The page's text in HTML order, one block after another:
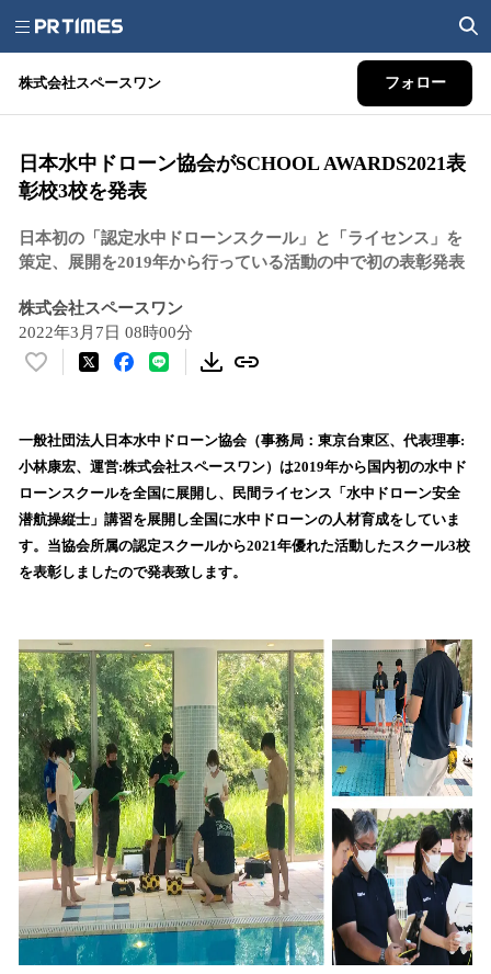
株式会社スペースワン フォロー
日本水中ドローン協会がSCHOOL AWARDS2021表
彰校3校を発表
日本初の「認定水中ドローンスクール」と「ライセンス」を
策定、展開を2019年から行っている活動の中で初の表彰発表
株式会社スペースワン
2022年3月7日 08時00分
い
！
数
を
読
込
み
す
一般社団法人日本水中ドローン協会（事務局：東京台東区、代表理事:
小林康宏、運営:株式会社スペースワン）は2019年から国内初の水中ド
ローンスクールを全国に展開し、民間ライセンス「水中ドローン安全
潜航操縦士」講習を展開し全国に水中ドローンの人材育成をしていま
す。当協会所属の認定スクールから2021年優れた活動したスクール3校
を表彰しましたので発表致します。